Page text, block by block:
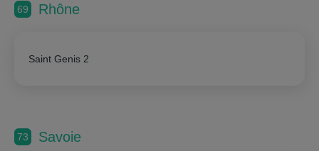
69 Rhône
Saint Genis 2
73 Savoie